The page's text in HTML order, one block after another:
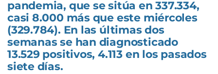
pandemia, que se sitúa en 337.334,
casi 8.000 más que este miércoles
(329.784). En las últimas dos
semanas se han diagnosticado
13.529 positivos, 4.113 en los pasados
siete días.